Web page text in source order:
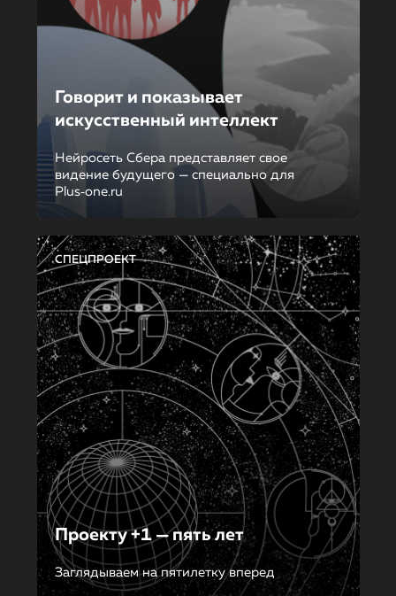
Говорит и показывает
искусственный интеллект
Нейросеть Сбера представляет свое
видение будущего — специально для
Plus‑one.ru
СПЕЦПРОЕКТ
Проекту +1 — пять лет
Заглядываем на пятилетку вперед